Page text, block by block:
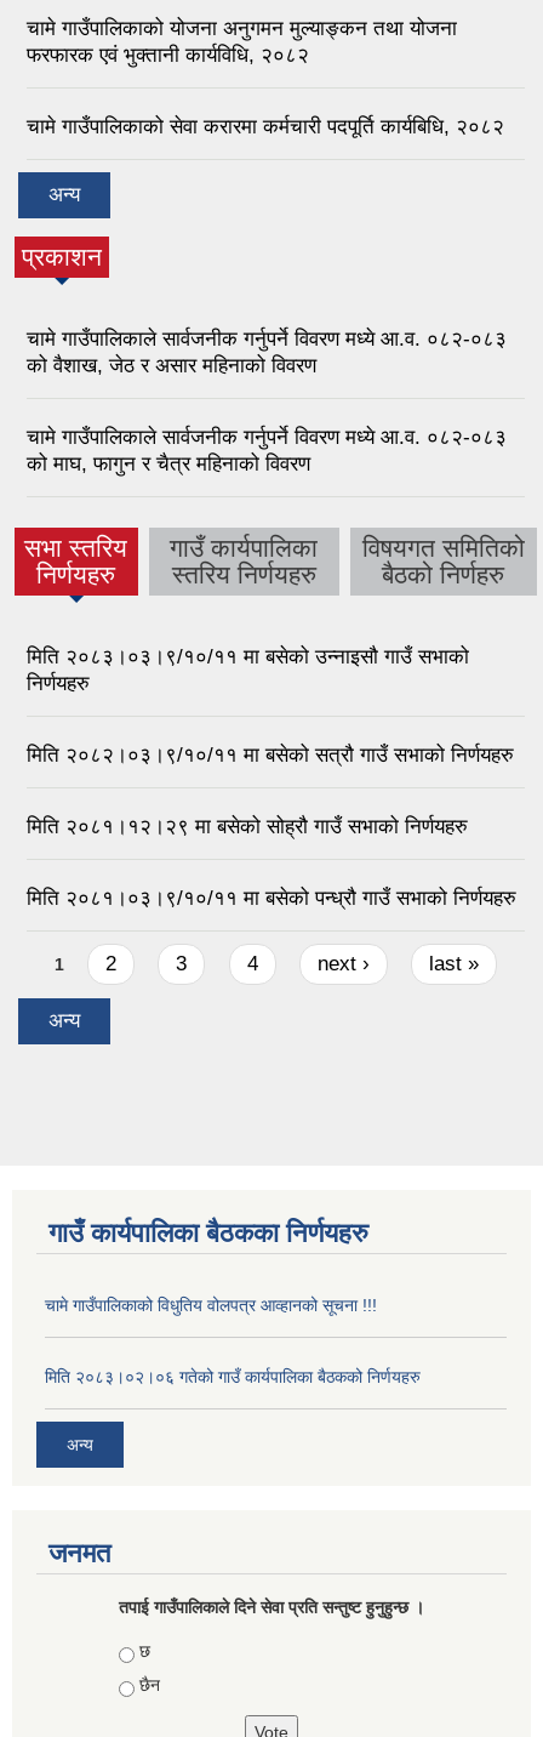
चामे गाउँपालिकाको योजना अनुगमन मुल्याङ्कन तथा योजना
फरफारक एवं भुक्तानी कार्यविधि, २०८२
चामे गाउँपालिकाको सेवा करारमा कर्मचारी पदपूर्ति कार्यबिधि, २०८२
अन्य
प्रकाशन
चामे गाउँपालिकाले सार्वजनीक गर्नुपर्ने विवरण मध्ये आ.व. ०८२-०८३
को वैशाख, जेठ र असार महिनाको विवरण
चामे गाउँपालिकाले सार्वजनीक गर्नुपर्ने विवरण मध्ये आ.व. ०८२-०८३
को माघ, फागुन र चैत्र महिनाको विवरण
सभा स्तरिय
निर्णयहरु
(active
tab)
गाउँ कार्यपालिका
स्तरिय निर्णयहरु
विषयगत समितिको
बैठको निर्णहरु
मिति २०८३।०३।९/१०/११ मा बसेको उन्नाइसौ गाउँ सभाको
निर्णयहरु
मिति २०८२।०३।९/१०/११ मा बसेको सत्रौ गाउँ सभाको निर्णयहरु
मिति २०८१।१२।२९ मा बसेको सोह्रौ गाउँ सभाको निर्णयहरु
मिति २०८१।०३।९/१०/११ मा बसेको पन्ध्रौ गाउँ सभाको निर्णयहरु
Pages
1 2 3 4 next › last »
अन्य
गाउँ कार्यपालिका बैठकका निर्णयहरु
चामे गाउँपालिकाको विधुतिय वोलपत्र आव्हानको सूचना !!!
मिति २०८३।०२।०६ गतेको गाउँ कार्यपालिका बैठकको निर्णयहरु
अन्य
जनमत
तपाई गाउँपालिकाले दिने सेवा प्रति सन्तुष्ट हुनुहुन्छ ।
Choices
छ
छैन